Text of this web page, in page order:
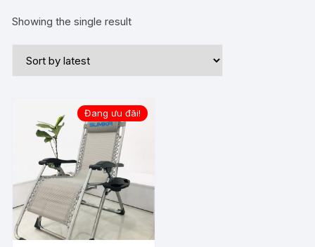
Showing the single result
Đang ưu đãi!